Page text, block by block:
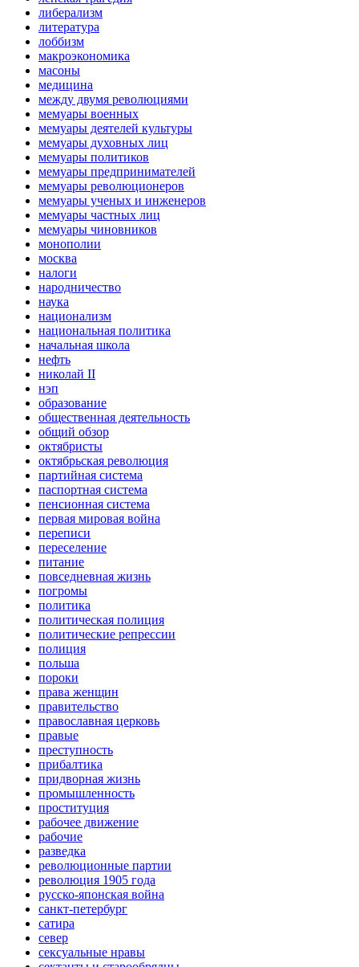
либерализм
литература
лоббизм
макроэкономика
масоны
медицина
между двумя революциями
мемуары военных
мемуары деятелей культуры
мемуары духовных лиц
мемуары политиков
мемуары предпринимателей
мемуары революционеров
мемуары ученых и инженеров
мемуары частных лиц
мемуары чиновников
монополии
москва
налоги
народничество
наука
национализм
национальная политика
начальная школа
нефть
николай II
нэп
образование
общественная деятельность
общий обзор
октябристы
октябрьская революция
партийная система
паспортная система
пенсионная система
первая мировая война
переписи
переселение
питание
повседневная жизнь
погромы
политика
политическая полиция
политические репрессии
полиция
польша
пороки
права женщин
правительство
православная церковь
правые
преступность
прибалтика
придворная жизнь
промышленность
проституция
рабочее движение
рабочие
разведка
революционные партии
революция 1905 года
русско-японская война
санкт-петербург
сатира
север
сексуальные нравы